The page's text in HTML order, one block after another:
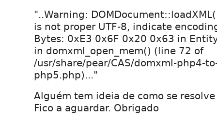
"..Warning:
is not proper UTF-8, indicate
Bytes: 0xE3 0x6F 0x20 0x63 in
in domxml_open_mem() (line 72 of
/usr/share/pear/CAS/domxml-php4-
php5.php)..."
Alguém tem ideia de como se
Fico a aguardar. Obrigado